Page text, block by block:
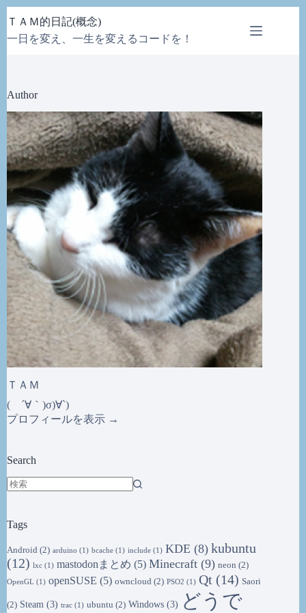
ン
テ
ス
キ
ッ
プ
ＴＡＭ的日記(概念)
一日を変え、一生を変えるコードを！
Author
ＴＡＭ
( ´∀｀)σ)∀`)
プロフィールを表示 →
Search
な
Tags
Android (2) arduino (1) bcache (1) include (1) KDE (8) kubuntu
(12) lxc (1) mastodonまとめ (5) Minecraft (9) neon (2)
OpenGL (1) openSUSE (5) owncloud (2) PSO2 (1) Qt (14) Saori
(2) Steam (3) trac (1) ubuntu (2) Windows (3) どうで